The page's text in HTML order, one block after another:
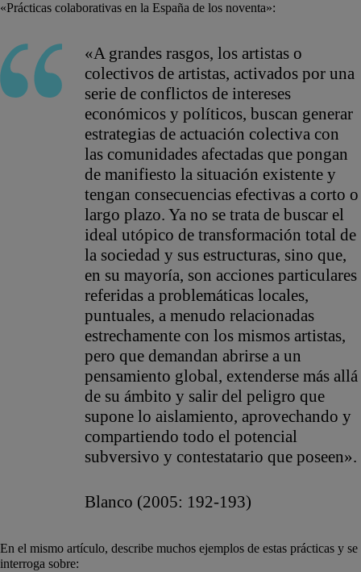
«Prácticas colaborativas en la España de los noventa»:
«A grandes rasgos, los artistas o
colectivos de artistas, activados por una
serie de conflictos de intereses
económicos y políticos, buscan generar
estrategias de actuación colectiva con
las comunidades afectadas que pongan
de manifiesto la situación existente y
tengan consecuencias efectivas a corto o
largo plazo. Ya no se trata de buscar el
ideal utópico de transformación total de
la sociedad y sus estructuras, sino que,
en su mayoría, son acciones particulares
referidas a problemáticas locales,
puntuales, a menudo relacionadas
estrechamente con los mismos artistas,
pero que demandan abrirse a un
pensamiento global, extenderse más allá
de su ámbito y salir del peligro que
supone lo aislamiento, aprovechando y
compartiendo todo el potencial
subversivo y contestatario que poseen».
Blanco (2005: 192-193)
En el mismo artículo, describe muchos ejemplos de estas prácticas y se
interroga sobre: